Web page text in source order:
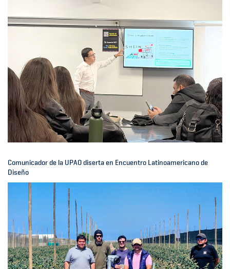
Comunicador de la UPAO diserta en Encuentro Latinoamericano de
Diseño